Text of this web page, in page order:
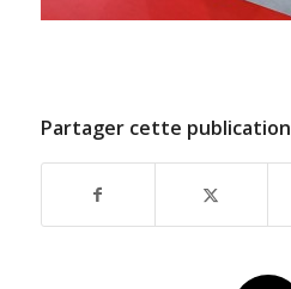
Partager cette publication